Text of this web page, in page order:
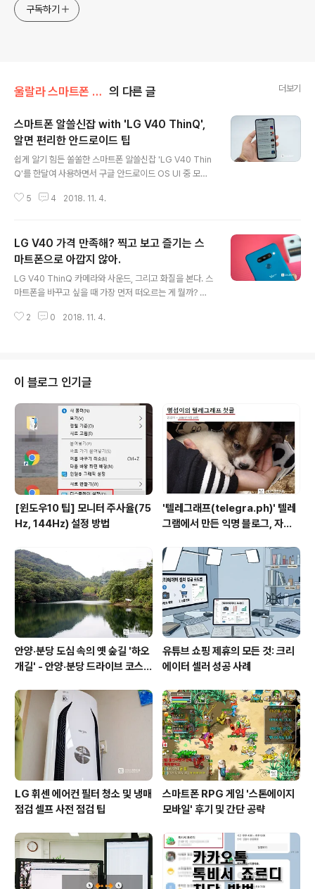
구독하기
울랄라 스마트폰 리뷰 의 다른 글 더보기
스마트폰 알쓸신잡 with 'LG V40 ThinQ',
알면 편리한 안드로이드 팁
쉽게 알기 힘든 쏠쏠한 스마트폰 알쓸신잡 'LG V40 Thin
Q'를 한달여 사용하면서 구글 안드로이드 OS UI 중 모르
Q'의 운영체제는 안드로이드 최신버전인 8.1(Oreo)다. 안
본 UI에 자사 UI를 얹어서 스마트폰을 만들다보니 기능으
로 둘을 구분하기는 쉽지 않다. 이에 알면 도움되는 스마트
폰 팁을 'LG V40 ThinQ' 기준으로 소개한다. 스마트폰
알쓸신잡 with 'LG V40 ThinQ' LG V40 가격 만족해?
동영상 어느정도? 'LG V40 씽큐' 살까 ..
5 4 2018. 11. 4.
LG V40 가격 만족해? 찍고 보고 즐기는 스
마트폰으로 아깝지 않아.
LG V40 ThinQ 카메라와 사운드, 그리고 화질을 본다. 스
마트폰을 바꾸고 싶을 때 가장 먼저 떠오르는 게 뭘까? 남
는 폰을 찾는다. 떨어트려도 잘 파손되지 않고, 배터리가 오
경험을 무시할 수 없어 기존과 같은 브랜드의 폰을 그대로
구매하는 경향이 있다. 지난달 출시한 LG전자 V40 Thin
Q 는 어떻게 이런 부분을 채우려 했을까? 출시 가격이 10
4만으로 만만치 않다는 의견이 있다. 그런 우려를 '카메라',
'사운드', '화질', '안정성'에서 어떤 특징으로 돌파할 수 있
2 0 2018. 11. 4.
이 블로그 인기글
[윈도우10 팁] 모니터 주사율(75
Hz, 144Hz) 설정 방법
'텔레그래프(telegra.ph)' 텔레
그램에서 만든 익명 블로그, 자유
안양·분당 도심 속의 옛 숲길 '하오
개길' - 안양·분당 드라이브 코스
유튜브 쇼핑 제휴의 모든 것: 크리
에이터 셀러 성공 사례
LG 휘센 에어컨 필터 청소 및 냉매
점검 셀프 사전 점검 팁
스마트폰 RPG 게임 '스톤에이지
모바일' 후기 및 간단 공략